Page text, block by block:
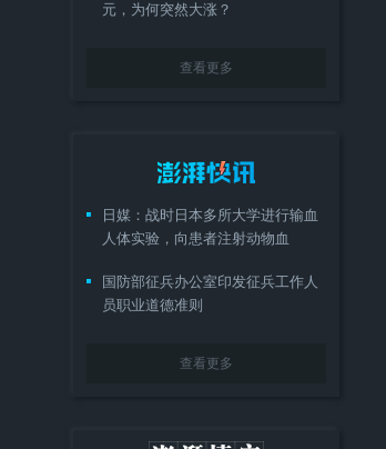
元，为何突然大涨？
查看更多
日媒：战时日本多所大学进行输血
人体实验，向患者注射动物血
国防部征兵办公室印发征兵工作人
员职业道德准则
查看更多